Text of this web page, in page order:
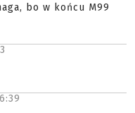
bo w końcu M99